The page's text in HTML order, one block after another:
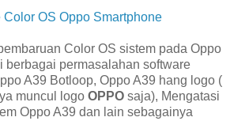
OS Oppo Smartphone
Color OS sistem pada Oppo
berbagai permasalahan software
A39 Botloop, Oppo A39 hang logo (
muncul logo OPPO saja), Mengatasi
Oppo A39 dan lain sebagainya